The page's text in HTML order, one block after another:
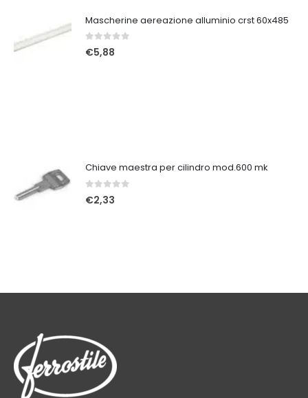
Mascherine aereazione alluminio crst 60x485
0Su 5
€5,88
Chiave maestra per cilindro mod.600 mk
0Su 5
€2,33